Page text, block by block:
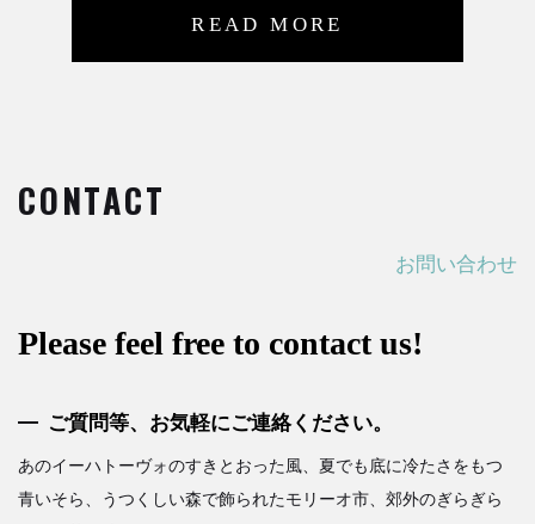
READ MORE
CONTACT
お問い合わせ
Please feel free to contact us!
ご質問等、お気軽にご連絡ください。
あのイーハトーヴォのすきとおった風、夏でも底に冷たさをもつ
青いそら、うつくしい森で飾られたモリーオ市、郊外のぎらぎら